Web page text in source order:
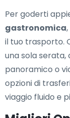
Per goderti
gastronomica
il tuo trasporto.
una sola
panoramico o
opzioni di
viaggio fluido e